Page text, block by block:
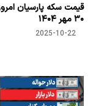
قیمت سکه پارسیان
۳۰ مهر ۱۴۰۴
2025-10-22